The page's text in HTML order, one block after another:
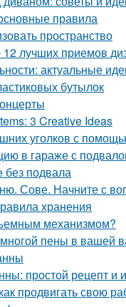
правила
пространство
лучших приемов
актуальные
бутылок
3 Creative Ideas
уголков с
в гараже с
без подвала
Сове. Начните с
хранения
механизмом?
пены в вашей
простой рецепт и
продвигать свою